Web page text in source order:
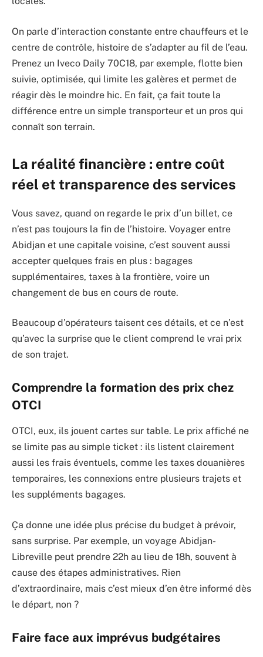
On parle d’interaction constante entre chauffeurs et le
centre de contrôle, histoire de s’adapter au fil de l’eau.
Prenez un Iveco Daily 70C18, par exemple, flotte bien
suivie, optimisée, qui limite les galères et permet de
réagir dès le moindre hic. En fait, ça fait toute la
différence entre un simple transporteur et un pros qui
connaît son terrain.
La réalité financière : entre coût
réel et transparence des services
Vous savez, quand on regarde le prix d’un billet, ce
n’est pas toujours la fin de l’histoire. Voyager entre
Abidjan et une capitale voisine, c’est souvent aussi
accepter quelques frais en plus : bagages
supplémentaires, taxes à la frontière, voire un
changement de bus en cours de route.
Beaucoup d’opérateurs taisent ces détails, et ce n’est
qu’avec la surprise que le client comprend le vrai prix
de son trajet.
Comprendre la formation des prix chez
OTCI
OTCI, eux, ils jouent cartes sur table. Le prix affiché ne
se limite pas au simple ticket : ils listent clairement
aussi les frais éventuels, comme les taxes douanières
temporaires, les connexions entre plusieurs trajets et
les suppléments bagages.
Ça donne une idée plus précise du budget à prévoir,
sans surprise. Par exemple, un voyage Abidjan-
Libreville peut prendre 22h au lieu de 18h, souvent à
cause des étapes administratives. Rien
d’extraordinaire, mais c’est mieux d’en être informé dès
le départ, non ?
Faire face aux imprévus budgétaires